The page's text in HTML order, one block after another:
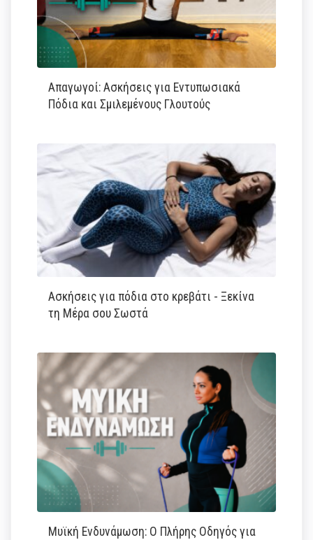
Απαγωγοί: Ασκήσεις για Εντυπωσιακά
Πόδια και Σμιλεμένους Γλουτούς
Ασκήσεις για πόδια στο κρεβάτι - Ξεκίνα
τη Μέρα σου Σωστά
Μυϊκή Ενδυνάμωση: Ο Πλήρης Οδηγός για